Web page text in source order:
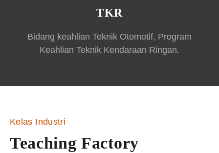
TKR
Bidang keahlian Teknik Otomotif, Program
Keahlian Teknik Kendaraan Ringan.
Kelas Industri
Teaching Factory